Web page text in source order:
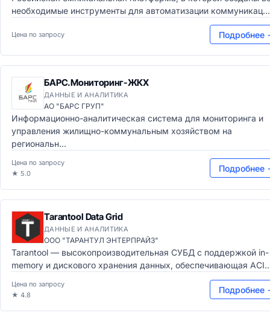
необходимые инструменты для автоматизации коммуникац...
Цена по запросу Подробнее
БАРС.Мониторинг-ЖКХ
ДАННЫЕ И АНАЛИТИКА
АО "БАРС ГРУП"
Информационно-аналитическая система для мониторинга и
управления жилищно-коммунальным хозяйством на
региональн...
Цена по запросу
★ 5.0
Подробнее
Tarantool Data Grid
ДАННЫЕ И АНАЛИТИКА
ООО "ТАРАНТУЛ ЭНТЕРПРАЙЗ"
Tarantool — высокопроизводительная СУБД с поддержкой in-
memory и дискового хранения данных, обеспечивающая
Цена по запросу
★ 4.8
Подробнее